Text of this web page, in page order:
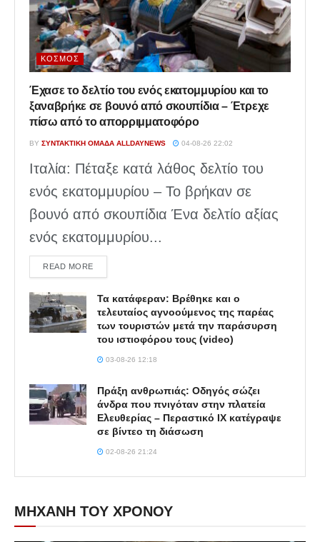
ΚΌΣΜΟΣ
Έχασε το δελτίο του ενός εκατομμυρίου και το
ξαναβρήκε σε βουνό από σκουπίδια – Έτρεχε
πίσω από το απορριμματοφόρο
BY ΣΥΝΤΑΚΤΙΚΉ ΟΜΆΔΑ ALLDAYNEWS 04-08-26 22:02
Ιταλία: Πέταξε κατά λάθος δελτίο του
ενός εκατομμυρίου – Το βρήκαν σε
βουνό από σκουπίδια Ένα δελτίο αξίας
ενός εκατομμυρίου...
READ MOREDETAILS
Τα κατάφεραν: Βρέθηκε και ο
τελευταίος αγνοούμενος της παρέας
των τουριστών μετά την παράσυρση
του ιστιοφόρου τους (video)
03-08-26 12:18
Πράξη ανθρωπιάς: Οδηγός σώζει
άνδρα που πνιγόταν στην πλατεία
Ελευθερίας – Περαστικό ΙΧ κατέγραψε
σε βίντεο τη διάσωση
02-08-26 21:24
ΜΗΧΑΝΗ ΤΟΥ ΧΡΟΝΟΥ